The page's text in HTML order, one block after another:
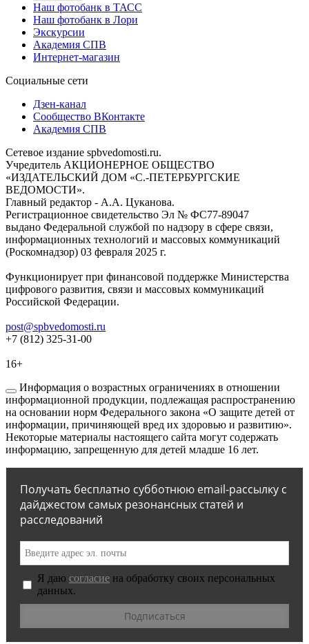
Наш фотобанк в ТАСС
Наш фотобанк в Лори
Экскурсии
Академия СПВ
Интернет-магазин
Социальные сети
Дзен-канал
Сообщество ВКонтакте
Академия СПВ
Сетевое издание spbvedomosti.ru.
Учредитель АКЦИОНЕРНОЕ ОБЩЕСТВО
«ИЗДАТЕЛЬСКИЙ ДОМ «С.-ПЕТЕРБУРГСКИЕ
ВЕДОМОСТИ».
Главный редактор - А.А. Цуканова.
Регистрационное свидетельство Эл № ФС77-89047
выдано Федеральной службой по надзору в сфере связи,
информационных технологий и массовых коммуникаций
(Роскомнадзор) 03 февраля 2025 г.
Функционирует при финансовой поддержке Министерства
цифрового развития, связи и массовых коммуникаций
Российской Федерации.
post@spbvedomosti.ru
+7 (812) 325-31-00
16+
Информация о возрастных ограничениях в отношении
информационной продукции, подлежащая распространению
на основании норм Федерального закона «О защите детей от
информации, причиняющей вред их здоровью и развитию».
Некоторые материалы настоящего сайта могут содержать
информацию, запрещенную для детей младше 16 лет.
Получать бесплатно субботнюю email-рассылку с
дайджестом самых резонансных статей и
расследований
Я даю согласие на обработку своих персональных
данных.